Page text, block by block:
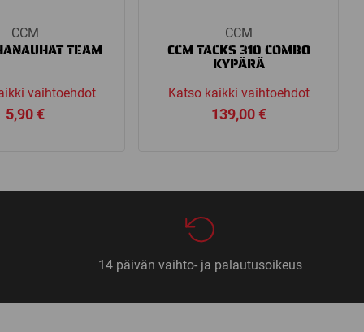
CCM
TEAM
vaihtoehdot
5,90€
CCM
CCM TACKS 310 COMBO
KYPÄRÄ
Katso kaikki vaihtoehdot
139,00€
14 päivän vaihto- ja palautusoikeus